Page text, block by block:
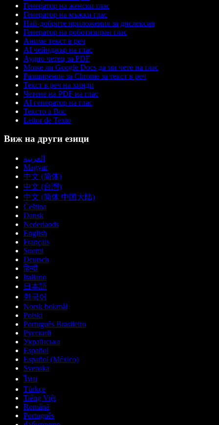
Генератор на женски глас
Генератор на мъжки глас
Най-добрите приложения за дислексия
Генератор на роботизиран глас
Аниме текст в реч
AI чейнджър на глас
Аудио четец за PDF
Може ли Google Docs да ми чете на глас
Разширение за Chrome за текст в реч
Текст в реч на хинди
Четене на PDF на глас
AI генератор на глас
Тексто а Вос
Leitor de Texto
Виж на други езици
العربية
Magyar
中文 (简体)
中文 (台灣)
中文 (简体 中国大陆)
Čeština
Dansk
Nederlands
English
Français
Suomi
Deutsch
हिन्दी
Italiano
日本語
한국어
Norsk bokmål
Polski
Português Brasileiro
Русский
Українська
Español
Español (México)
Svenska
ไทย
Türkçe
Tiếng Việt
Română
Português